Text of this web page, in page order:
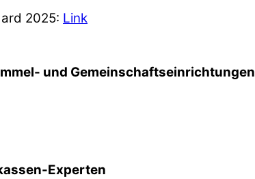
2025: Link
und Gemeinschafts­einrichtungen
Experten